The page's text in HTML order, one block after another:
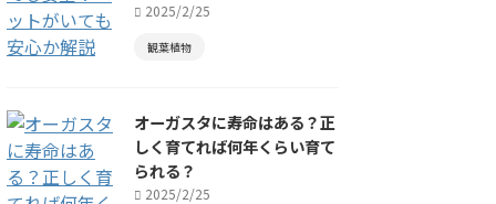
2025/2/25
観葉植物
オーガスタに寿命はある？正
しく育てれば何年くらい育て
られる？
2025/2/25